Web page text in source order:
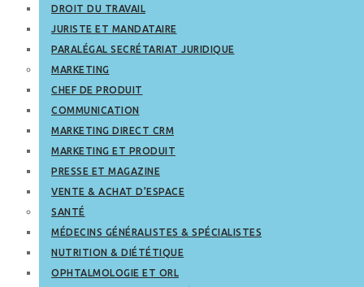
DROIT DU TRAVAIL
JURISTE ET MANDATAIRE
PARALÉGAL SECRÉTARIAT JURIDIQUE
MARKETING
CHEF DE PRODUIT
COMMUNICATION
MARKETING DIRECT CRM
MARKETING ET PRODUIT
PRESSE ET MAGAZINE
VENTE & ACHAT D’ESPACE
SANTÉ
MÉDECINS GÉNÉRALISTES & SPÉCIALISTES
NUTRITION & DIÉTÉTIQUE
OPHTALMOLOGIE ET ORL